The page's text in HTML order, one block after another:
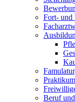
Fort- und
Praktikum
Beruf